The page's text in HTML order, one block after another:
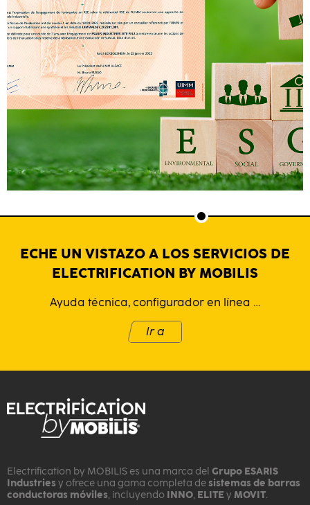
ECHE UN VISTAZO A LOS SERVICIOS DE
ELECTRIFICATION BY MOBILIS
Ayuda técnica, configurador en línea …
Ir a
Electrification by MOBILIS es una marca del Grupo ESARIS
Industries y ofrece una gama completa de sistemas de barras
conductoras móviles , incluyendo INNO ELITE y MOVIT